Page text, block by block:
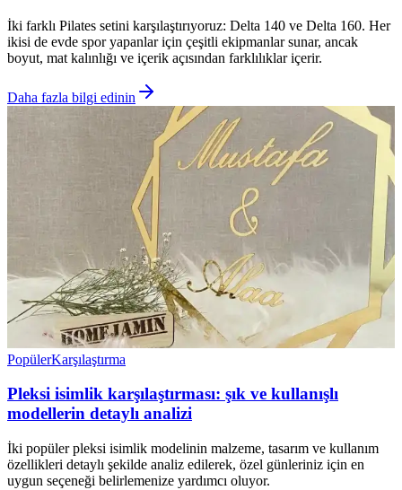
İki farklı Pilates setini karşılaştırıyoruz: Delta 140 ve Delta 160. Her
ikisi de evde spor yapanlar için çeşitli ekipmanlar sunar, ancak
boyut, mat kalınlığı ve içerik açısından farklılıklar içerir.
Daha fazla bilgi edinin
PopülerKarşılaştırma
Pleksi isimlik karşılaştırması: şık ve kullanışlı
modellerin detaylı analizi
İki popüler pleksi isimlik modelinin malzeme, tasarım ve kullanım
özellikleri detaylı şekilde analiz edilerek, özel günleriniz için en
uygun seçeneği belirlemenize yardımcı oluyor.